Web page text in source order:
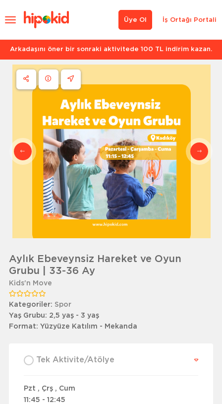
İş Ortağı Portali
Üye Ol
Arkadaşını öner bir sonraki aktivitede 100 TL indirim kazan.
Aylık Ebeveynsiz Hareket ve Oyun
Grubu | 33-36 Ay
Kids'n Move
Kategoriler: Spor
Yaş Grubu: 2,5 yaş - 3 yaş
Format: Yüzyüze Katılım - Mekanda
Tek Aktivite/Atölye
Pzt , Çrş , Cum
11:45 - 12:45